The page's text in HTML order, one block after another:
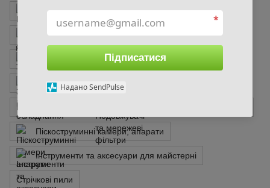
Будівельні стійки та драбини Викрутки
Апарат для зварювання труб і фітингів
Точильні верстати
Зварювальне і паяльне обладнання
Піскоструминні камери, апарати
Інструменти та аксесуари для майстерні
Стрічкові пили
*
Підписатися
Надано SendPulse